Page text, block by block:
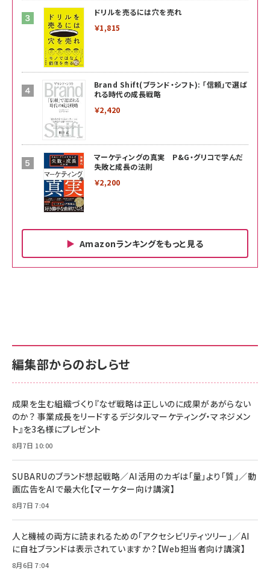
ドリルを売るには穴を売れ
￥1,815
Brand Shift(ブランド・シフト): 「信頼」で選ば
れる時代の成長戦略
￥2,420
マーケティングの真実 P&G・グリコで学んだ
失敗と成長の法則
￥2,200
Amazonランキングをもっと見る
￥880
anan(アンアン)2026/06/24号 No.2500増刊
スペシャルエディション[王道エンタメの矜持／
￥1,100
anan(アンアン)2026/07/08号 No.2502[2026
￥880
ママ投資家が育休中に１億貯めた株式投資
組織の成果を最大化する ルールのデザイン
￥1,980
サポート正規品 メーカー保証5年 KLMEA128G
NIMASO ガラスフィルム iPhone 17 用 保護フィ
すい ガイド枠付き いPhone17 (6.3インチ) 対応
2枚セット DSP25F1698
￥1,599
￥6,980
全ワイヤレスイヤホン/アクティブノイズキャンセリ
技術基準適合】ブラック
￥5,990
サポート正規品 メーカー保証5年 KLMEA128G
Amazon eギフトカード - Amazonロゴ - クラ
￥5,000
Anker PowerLine III Flow USB-C & USB-C
Pro/Air 各種対応 (1.8m ミッドナイトブラック)
￥1,890
サッポロ 生ビール 黒ラベル 350ml 缶 24本 ビー
ル ケース買い【6/30応募〆切! 黒ラベルビヤセラー
編集部からのおしらせ
成果を生む組織づくり『なぜ戦略は正しいのに成果があがらない
のか？ 事業成長をリードするデジタルマーケティング・マネジメン
ト』を3名様にプレゼント
8月7日 10:00
SUBARUのブランド想起戦略／AI活用のカギは「量」より「質」／動
画広告をAIで最大化【マーケター向け講演】
8月7日 7:04
人と機械の両方に読まれるための「アクセシビリティツリー」／AI
に自社ブランドは表示されていますか？【Web担当者向け講演】
8月6日 7:04